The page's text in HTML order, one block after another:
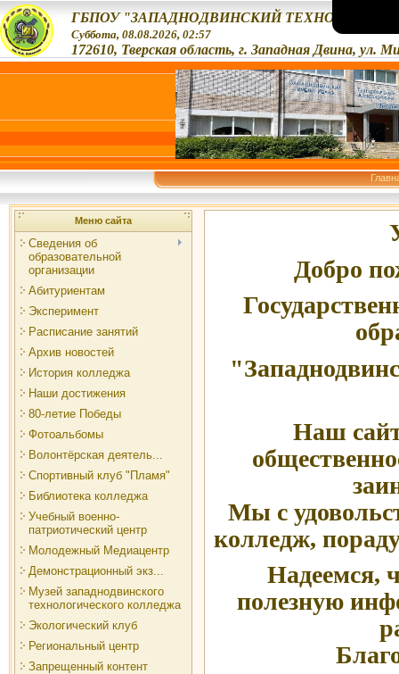
ГБПОУ "ЗАПАДНОДВИНСКИЙ
Суббота, 08.08.2026, 02:57
172610, Тверская область, г. Западная Двина, ул.
Меню сайта
Сведения об
образовательной
организации
Абитуриентам
Эксперимент
Расписание занятий
Архив новостей
История колледжа
Наши достижения
80-летие Победы
Фотоальбомы
Волонтёрская деятель...
Спортивный клуб "Пламя"
Библиотека колледжа
Учебный военно-
патриотический центр
Молодежный Медиацентр
Демонстрационный экз...
Музей западнодвинского
технологического колледжа
Экологический клуб
Региональный центр
Запрещенный контент
Добро
Наш
Мы с
колледж,
Надеемся,
полезную